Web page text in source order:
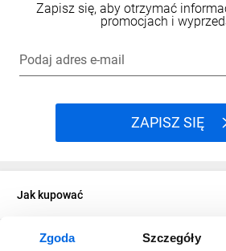
Zgoda Szczegóły
Zapisz się, aby otrzymać
promocjach i
Podaj adres e-mail
ZAPISZ SIĘ
Jak kupować
O firmie